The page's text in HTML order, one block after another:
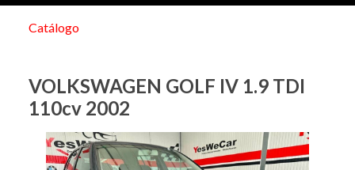
Catálogo
VOLKSWAGEN GOLF IV 1.9 TDI
110cv 2002